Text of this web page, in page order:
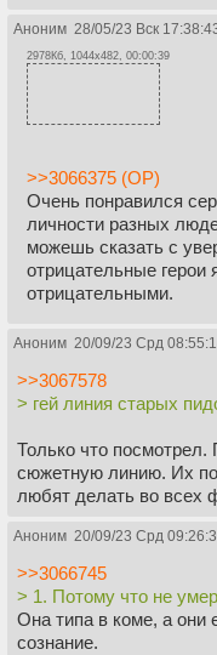
Аноним 28/05/23 Вск
2978Кб, 1044x482, 00:00:39
>>3066375 (OP)
Очень понравился
личности разных
можешь сказать с
отрицательные
отрицательными.
Аноним 20/09/23 Срд
>>3067578
> гей линия старых
Только что
сюжетную линию. Их по
любят делать во всех
Аноним 20/09/23 Срд
>>3066745
> 1. Потому что не
Она типа в коме, а они
сознание.